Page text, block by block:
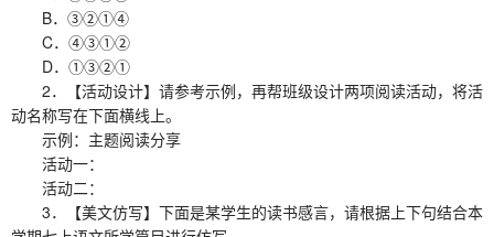
B．③②①④
C．④③①②
D．①③②①
2．【活动设计】请参考示例，再帮班级设计两项阅读活动，将活
动名称写在下面横线上。
示例：主题阅读分享
活动一：
活动二：
3．【美文仿写】下面是某学生的读书感言，请根据上下句结合本